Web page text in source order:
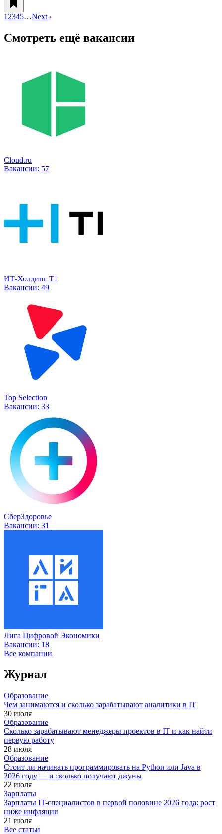
1 2345…Next ›
Смотреть ещё вакансии
Cloud.ru
Вакансии: 57
ИТ-Холдинг Т1
Вакансии: 49
Top Selection
Вакансии: 33
СберЗдоровье
Вакансии: 31
Лига Цифровой Экономики
Вакансии: 18
Все компании
Журнал
Образование
Чем занимаются и сколько зарабатывают аналитики в IT
30 июля
Образование
Сколько зарабатывают менеджеры проектов в IT и как найти
первую работу
28 июля
Образование
Стоит ли начинать программировать на Python или Java в
2026 году — и сколько получают джуны
22 июля
Зарплаты
Зарплаты IT-специалистов в первой половине 2026 года: рост
ниже инфляции
21 июля
Все статьи